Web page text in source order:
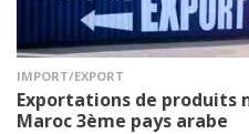
IMPORT/EXPORT
Exportations de produits
Maroc 3ème pays arabe